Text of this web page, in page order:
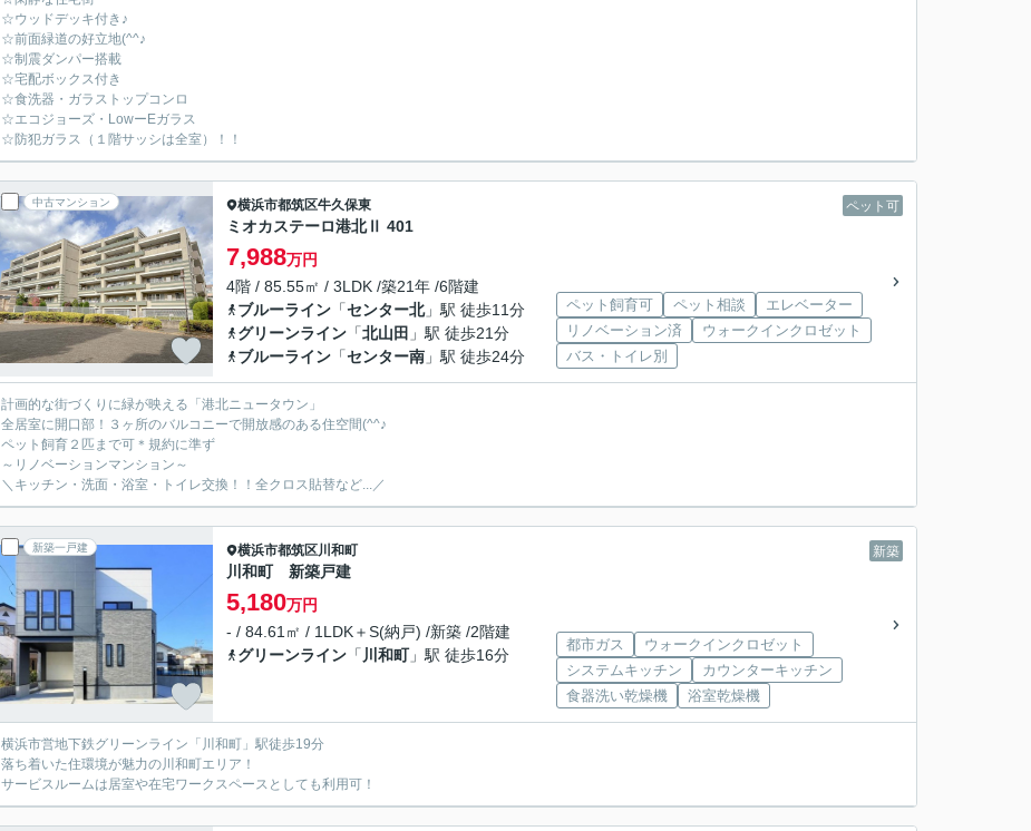
☆ウッドデッキ付き♪
☆前面緑道の好立地(^^♪
☆制震ダンパー搭載
☆宅配ボックス付き
☆食洗器・ガラストップコンロ
☆エコジョーズ・LowーEガラス
☆防犯ガラス（１階サッシは全室）！！
中古マンション ペット可
横浜市都筑区牛久保東
ミオカステーロ港北Ⅱ 401
7,988万円
4階 / 85.55㎡ / 3LDK /築21年 /6階建
ブルーライン 「センター北」駅 徒歩11分
グリーンライン 「北山田 」駅 徒歩21分
ブルーライン 「センター南 」駅 徒歩24分
ペット飼育可 ペット相談
エレベーター
リノベーション済
ウォークインクロゼット
バス・トイレ別
計画的な街づくりに緑が映える「港北ニュータウン」
全居室に開口部！３ヶ所のバルコニーで開放感のある住空間(^^♪
ペット飼育２匹まで可＊規約に準ず
～リノベーションマンション～
＼キッチン・洗面・浴室・トイレ交換！！全クロス貼替など...／
新築一戸建 新築
横浜市都筑区川和町
川和町 新築戸建
5,180万円
- / 84.61㎡ / 1LDK＋S(納戸) /新築 /2階建
グリーンライン 「 川和町」駅 徒歩16分
都市ガス
ウォークインクロゼット
システムキッチン
カウンターキッチン
食器洗い乾燥機
浴室乾燥機
横浜市営地下鉄グリーンライン「川和町」駅徒歩19分
落ち着いた住環境が魅力の川和町エリア！
サービスルームは居室や在宅ワークスペースとしても利用可！